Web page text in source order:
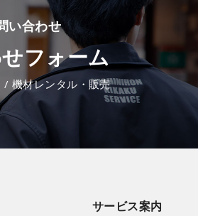
い合わせ
フォーム
/ 機材レンタル・販売
サービス案内